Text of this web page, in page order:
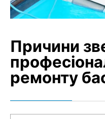
Причини
ремонту